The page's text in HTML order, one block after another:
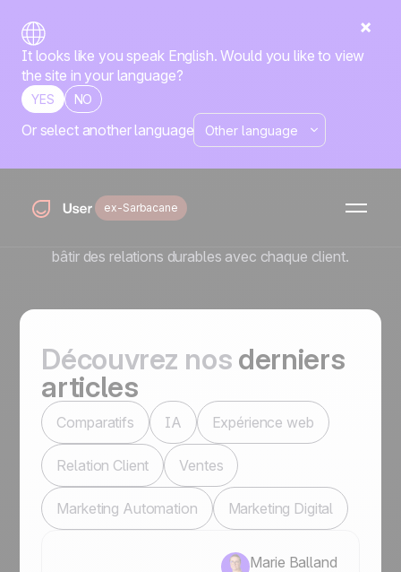
It looks like you speak English. Would you like to view
the site in your language?
YES NO
Or select another language
ex-Sarbacane
Le blog Positive User
humaine. Sur le blog Positive User, nous simplifions la
technologie pour que vous puissiez vous concentrer sur
bâtir des relations durables avec chaque client.
Découvrez nos derniers
articles
Comparatifs IA Expérience web
Relation Client Ventes
Marketing Automation Marketing Digital
Marie Balland